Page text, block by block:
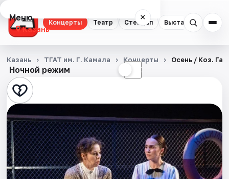
Концерты Театр Стендап Выставки
Меню ×
Казань
Концерты
Театр
Стендап
Выставки
Квесты
Экскурсии
Ночной режим ☾
Казань ТГАТ им. Г. Камала Концерты Осень / Коз.